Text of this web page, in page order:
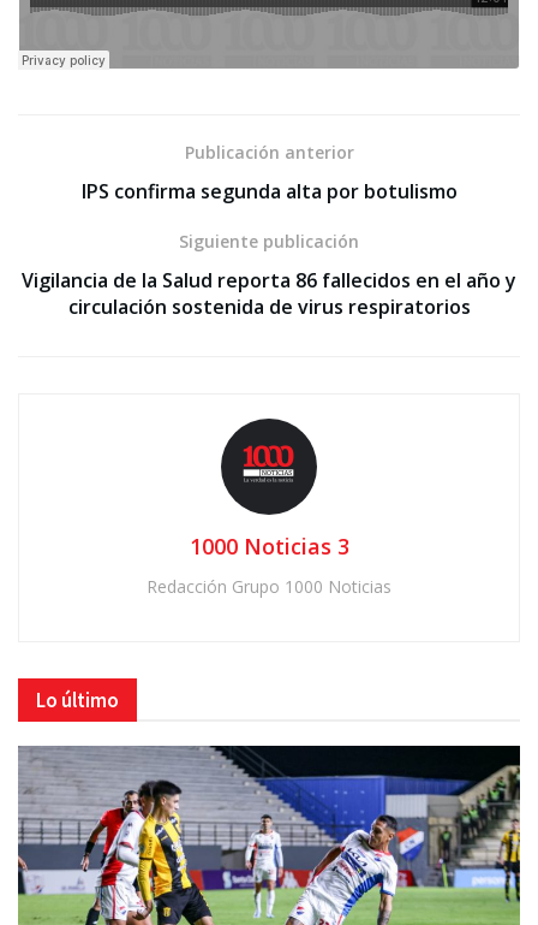
Publicación anterior
IPS confirma segunda alta por botulismo
Siguiente publicación
Vigilancia de la Salud reporta 86 fallecidos en el año y
circulación sostenida de virus respiratorios
1000 Noticias 3
Redacción Grupo 1000 Noticias
Lo último